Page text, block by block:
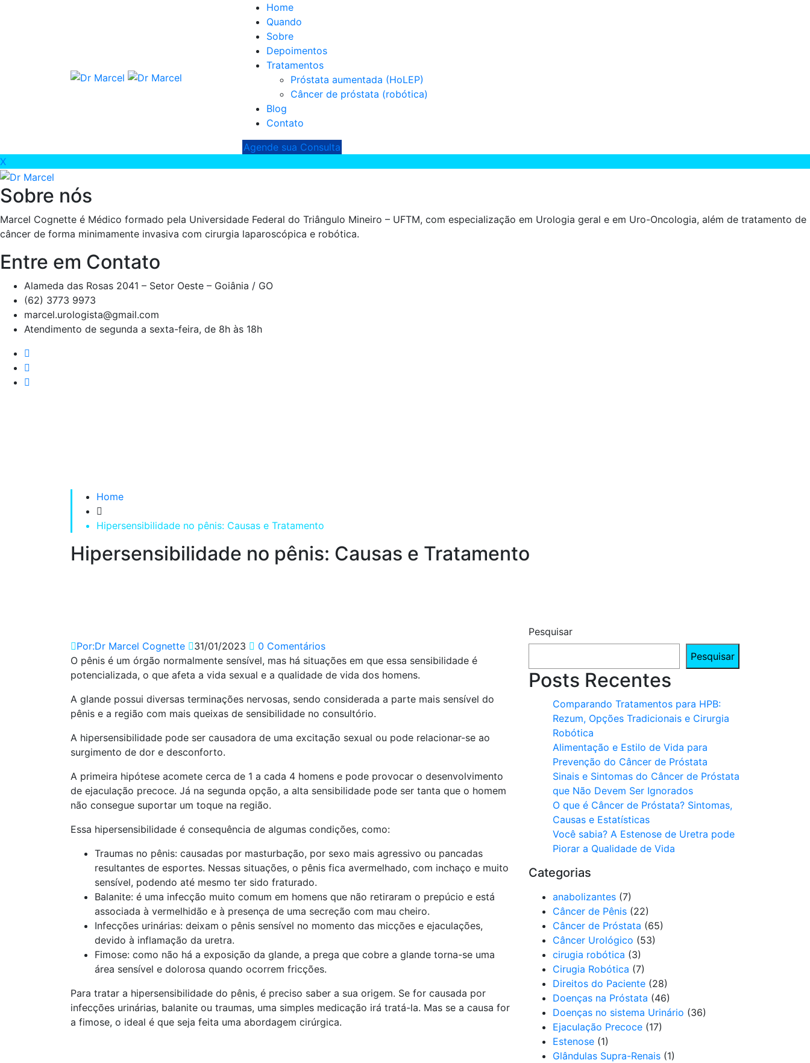
Home
Quando
Sobre
Depoimentos
Tratamentos
Próstata aumentada (HoLEP)
Câncer de próstata (robótica)
Blog
Contato
Agende sua Consulta
X
Sobre nós
Marcel Cognette é Médico formado pela Universidade Federal do Triângulo Mineiro – UFTM, com especialização em Urologia geral e em Uro-Oncologia, além de tratamento de
câncer de forma minimamente invasiva com cirurgia laparoscópica e robótica.
Entre em Contato
Alameda das Rosas 2041 – Setor Oeste – Goiânia / GO
(62) 3773 9973
marcel.urologista@gmail.com
Atendimento de segunda a sexta-feira, de 8h às 18h
Home
Hipersensibilidade no pênis: Causas e Tratamento
Hipersensibilidade no pênis: Causas e Tratamento
Por:Dr Marcel Cognette 31/01/2023
0 Comentários
O pênis é um órgão normalmente sensível, mas há situações em que essa sensibilidade é
potencializada, o que afeta a vida sexual e a qualidade de vida dos homens.
A glande possui diversas terminações nervosas, sendo considerada a parte mais sensível do
pênis e a região com mais queixas de sensibilidade no consultório.
A hipersensibilidade pode ser causadora de uma excitação sexual ou pode relacionar-se ao
surgimento de dor e desconforto.
A primeira hipótese acomete cerca de 1 a cada 4 homens e pode provocar o desenvolvimento
de ejaculação precoce. Já na segunda opção, a alta sensibilidade pode ser tanta que o homem
não consegue suportar um toque na região.
Essa hipersensibilidade é consequência de algumas condições, como:
Traumas no pênis: causadas por masturbação, por sexo mais agressivo ou pancadas
resultantes de esportes. Nessas situações, o pênis fica avermelhado, com inchaço e muito
sensível, podendo até mesmo ter sido fraturado.
Balanite: é uma infecção muito comum em homens que não retiraram o prepúcio e está
associada à vermelhidão e à presença de uma secreção com mau cheiro.
Infecções urinárias: deixam o pênis sensível no momento das micções e ejaculações,
devido à inflamação da uretra.
Fimose: como não há a exposição da glande, a prega que cobre a glande torna-se uma
área sensível e dolorosa quando ocorrem fricções.
Para tratar a hipersensibilidade do pênis, é preciso saber a sua origem. Se for causada por
infecções urinárias, balanite ou traumas, uma simples medicação irá tratá-la. Mas se a causa for
a fimose, o ideal é que seja feita uma abordagem cirúrgica.
Pesquisar
Pesquisar
Posts Recentes
Comparando Tratamentos para HPB:
Rezum, Opções Tradicionais e Cirurgia
Robótica
Alimentação e Estilo de Vida para
Prevenção do Câncer de Próstata
Sinais e Sintomas do Câncer de Próstata
que Não Devem Ser Ignorados
O que é Câncer de Próstata? Sintomas,
Causas e Estatísticas
Você sabia? A Estenose de Uretra pode
Piorar a Qualidade de Vida
Categorias
anabolizantes (7)
Câncer de Pênis (22)
Câncer de Próstata (65)
Câncer Urológico (53)
cirugia robótica (3)
Cirugia Robótica (7)
Direitos do Paciente (28)
Doenças na Próstata (46)
Doenças no sistema Urinário (36)
Ejaculação Precoce (17)
Estenose (1)
Glândulas Supra-Renais (1)